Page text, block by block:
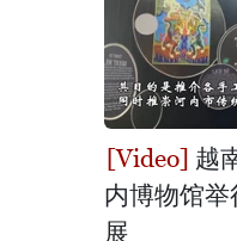
越
内博物馆
展